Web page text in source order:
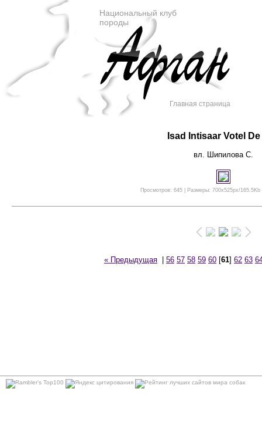
Национальный клуб
породы
Главная страница
Isad Intisaar Votel
вл. Шипилова С.
Просмотров: 645 | Размеры: 700x525px/165.5Kb
« Предыдущая 56 57 58 59 60 [61] 62 63